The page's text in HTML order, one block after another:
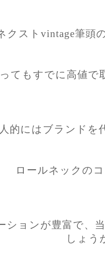
クストvintage筆頭
てもすでに高値
的にはブランドを
ロールネックの
ションが豊富で、
しょう